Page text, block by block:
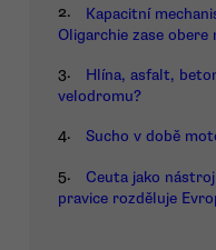
2.
Kapacitní
Oligarchie zase obere
3.
Hlína, asfalt,
velodromu?
4. Sucho v době
5.
Ceuta jako
pravice rozděluje